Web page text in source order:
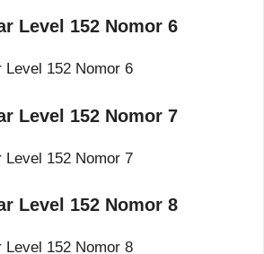
Level 152 Nomor 6
Level 152 Nomor 7
Level 152 Nomor 8